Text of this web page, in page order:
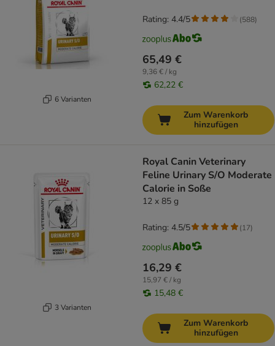
6 Varianten
65,49 €
9,36 € / kg
62,22 €
Rating: 4.4/5 (588)
Zum Warenkorb
hinzufügen
3 Varianten
Royal Canin Veterinary
Feline Urinary S/O Moderate
Calorie in Soße
12 x 85 g
16,29 €
15,97 € / kg
15,48 €
Rating: 4.5/5 (17)
Zum Warenkorb
hinzufügen